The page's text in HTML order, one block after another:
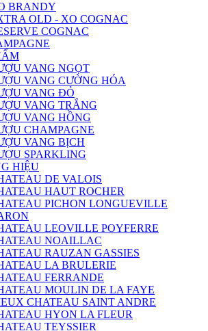
BRANDY
OLD - XO COGNAC
COGNAC
VANG NGỌT
VANG CƯỜNG HÓA
VANG ĐỎ
VANG TRẮNG
VANG HỒNG
CHAMPAGNE
VANG BỊCH
SPARKLING
HIỆU
DE VALOIS
HAUT ROCHER
PICHON LONGUEVILLE
LEOVILLE POYFERRE
NOAILLAC
RAUZAN GASSIES
LA BRULERIE
FERRANDE
MOULIN DE LA FAYE
CHATEAU SAINT ANDRE
HYON LA FLEUR
TEYSSIER